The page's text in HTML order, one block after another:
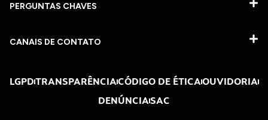
PERGUNTAS CHAVES​
CANAIS DE CONTATO
LGPDTRANSPARÊNCIACÓDIGO DE ÉTICAOUVIDORIA
DENÚNCIASAC